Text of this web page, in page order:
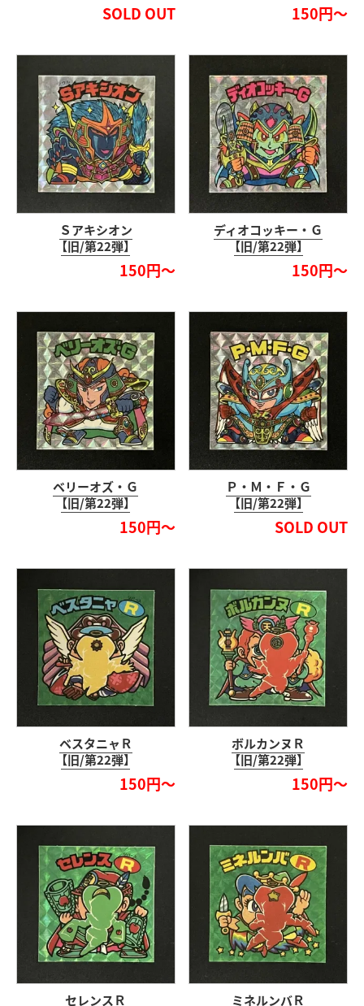
SOLD OUT 150円～
Ｓアキシオン
【旧/第22弾】
150円～
ディオコッキー・Ｇ
【旧/第22弾】
150円～
ベリーオズ・Ｇ
【旧/第22弾】
150円～
Ｐ・Ｍ・Ｆ・Ｇ
【旧/第22弾】
SOLD OUT
ベスタニャＲ
【旧/第22弾】
150円～
ボルカンヌＲ
【旧/第22弾】
150円～
セレンスＲ ミネルンバＲ